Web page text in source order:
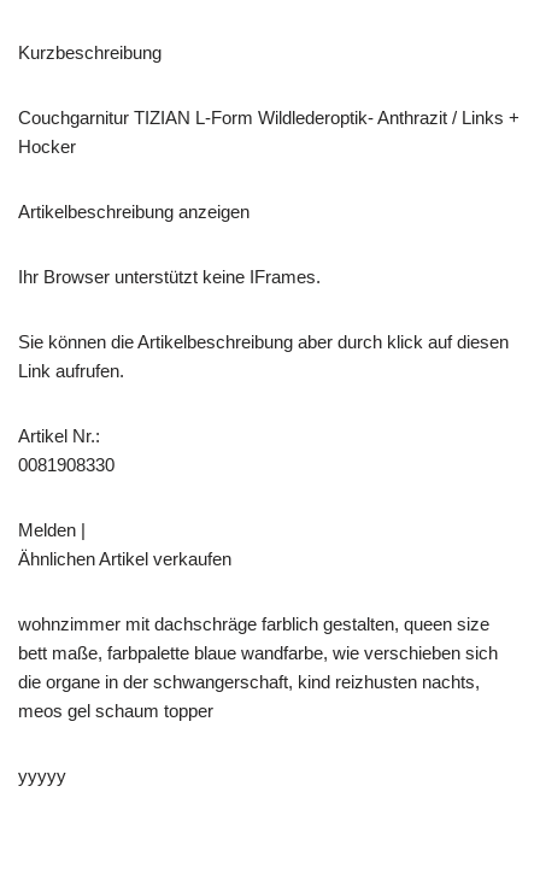
Kurzbeschreibung
Couchgarnitur TIZIAN L-Form Wildlederoptik- Anthrazit / Links +
Hocker
Artikelbeschreibung anzeigen
Ihr Browser unterstützt keine IFrames.
Sie können die Artikelbeschreibung aber durch klick auf diesen
Link aufrufen.
Artikel Nr.:
0081908330
Melden |
Ähnlichen Artikel verkaufen
wohnzimmer mit dachschräge farblich gestalten, queen size
bett maße, farbpalette blaue wandfarbe, wie verschieben sich
die organe in der schwangerschaft, kind reizhusten nachts,
meos gel schaum topper
yyyyy